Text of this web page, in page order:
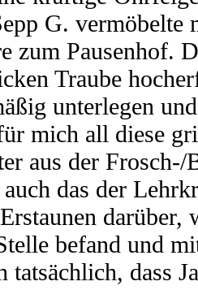
G. vermöbelte
zum Pausenhof.
Traube
unterlegen
mich all diese
aus der
auch das der
befand und
tatsächlich, dass